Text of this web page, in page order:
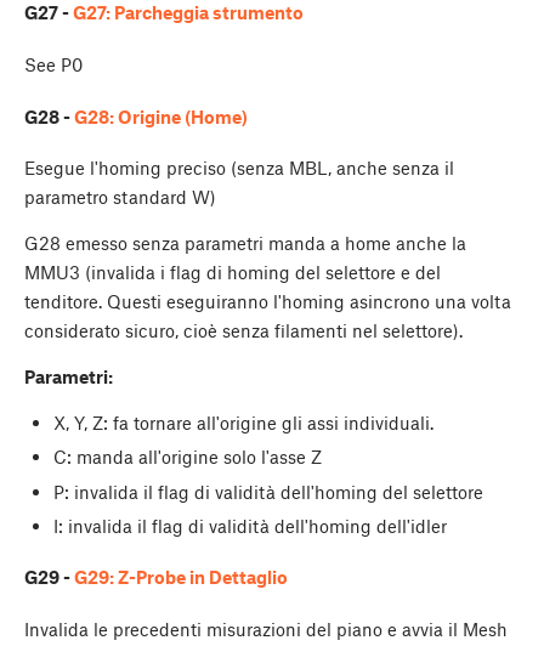
G27 -G27: Parcheggia strumento
See P0
G28 -G28: Origine (Home)
Esegue l'homing preciso (senza MBL, anche senza il
parametro standard W)
G28 emesso senza parametri manda a home anche la
MMU3 (invalida i flag di homing del selettore e del
tenditore. Questi eseguiranno l'homing asincrono una volta
considerato sicuro, cioè senza filamenti nel selettore).
Parametri:
X, Y, Z: fa tornare all'origine gli assi individuali.
C: manda all'origine solo l'asse Z
P: invalida il flag di validità dell'homing del selettore
I: invalida il flag di validità dell'homing dell'idler
G29 -G29: Z-Probe in Dettaglio
Invalida le precedenti misurazioni del piano e avvia il Mesh